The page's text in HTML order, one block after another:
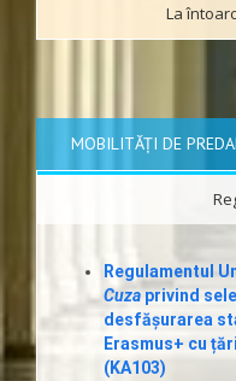
La
MOBILITĂȚI DE
Regulamentul
Cuzaprivind
desfășurarea
Erasmus+ cu
(KA103)